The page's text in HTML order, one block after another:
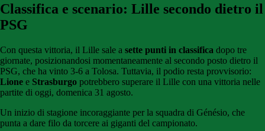
Classifica e scenario: Lille secondo dietro il
PSG
Con questa vittoria, il Lille sale a sette punti in classifica dopo tre
giornate, posizionandosi momentaneamente al secondo posto dietro il
PSG, che ha vinto 3-6 a Tolosa. Tuttavia, il podio resta provvisorio:
Lione e Strasburgo potrebbero superare il Lille con una vittoria nelle
partite di oggi, domenica 31 agosto.
Un inizio di stagione incoraggiante per la squadra di Génésio, che
punta a dare filo da torcere ai giganti del campionato.